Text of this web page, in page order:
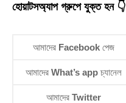
হোয়াটসঅ্যাপ গ্রুপে যুক্ত হন 👇
আমাদের Facebook পেজ
আমাদের What’s appচ্যানেল
আমাদের Twitter